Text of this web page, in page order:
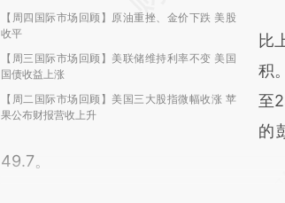
【周四国际市场回顾】原油重挫、金价下跌 美股
收平
【周三国际市场回顾】美联储维持利率不变 美国
国债收益上涨
【周二国际市场回顾】美国三大股指微幅收涨 苹
果公布财报营收上升
比
积
至
的
49.7。